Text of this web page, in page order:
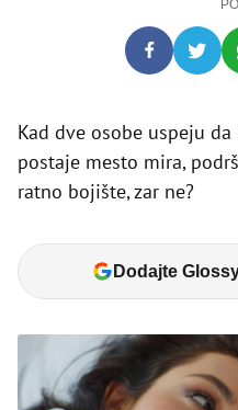
Kad dve osobe uspeju
postaje mesto mira,
ratno bojište, zar ne?
Dodajte